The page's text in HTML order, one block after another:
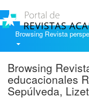
Browsing Revista
Browsing
educacionales
Sepúlveda,